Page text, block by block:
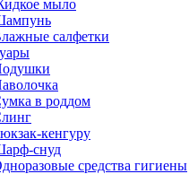
мыло
салфетки
в роддом
кенгуру
снуд
средства гигиены